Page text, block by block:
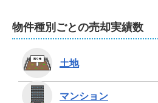
物件種別ごとの売却実績数
土地
マンション